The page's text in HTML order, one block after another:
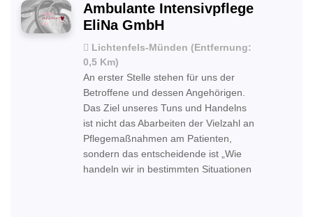
Ambulante Intensivpflege
EliNa GmbH
Lichtenfels-Münden (Entfernung:
0,5 Km)
An erster Stelle stehen für uns der
Betroffene und dessen Angehörigen.
Das Ziel unseres Tuns und Handelns
ist nicht das Abarbeiten der Vielzahl an
Pflegemaßnahmen am Patienten,
sondern das entscheidende ist „Wie
handeln wir in bestimmten Situationen